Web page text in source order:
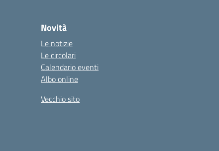
Novità
Le notizie
Le circolari
Calendario eventi
Albo online
Vecchio sito